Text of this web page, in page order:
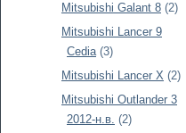
Mitsubishi Galant 8 (2)
Mitsubishi Lancer 9
Cedia (3)
Mitsubishi Lancer X (2)
Mitsubishi Outlander 3
2012-н.в. (2)